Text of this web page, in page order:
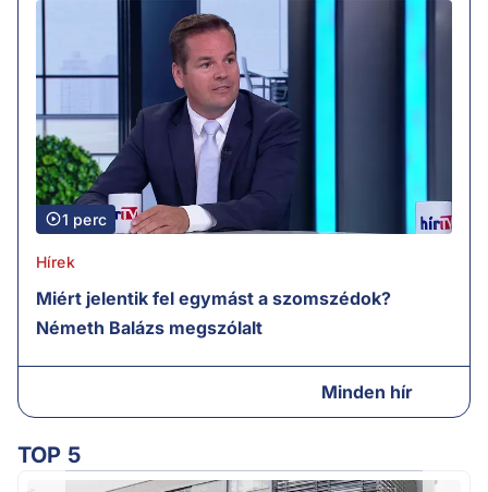
1 perc
Hírek
Miért jelentik fel egymást a szomszédok?
Németh Balázs megszólalt
Minden hír
TOP 5